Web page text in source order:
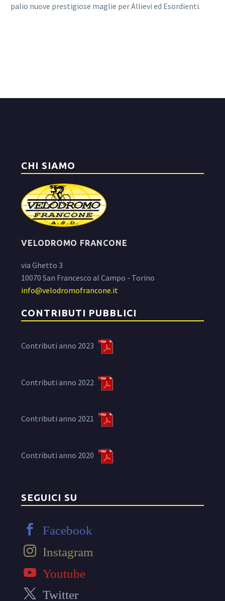
palio nuove prestigiose maglie per Allievi ed Esordienti.
CHI SIAMO
VELODROMO FRANCONE
via Ghetto 3
10070 San Francesco al Campo - Torino
info@velodromofrancone.it
CONTRIBUTI PUBBLICI
Contributi anno 2023
Contributi anno 2022
Contributi anno 2021
Contributi anno 2020
SEGUICI SU
Facebook
Instagram
Youtube
Twitter